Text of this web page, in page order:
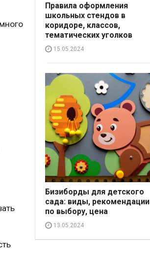
Правила оформления
школьных стендов в
коридоре, классов,
тематических уголков
15.05.2024
Бизиборды для детского
сада: виды, рекомендации
по выбору, цена
13.05.2024